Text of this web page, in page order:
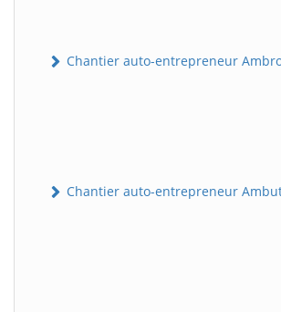
Chantier auto-entrepreneur
Chantier auto-entrepreneur